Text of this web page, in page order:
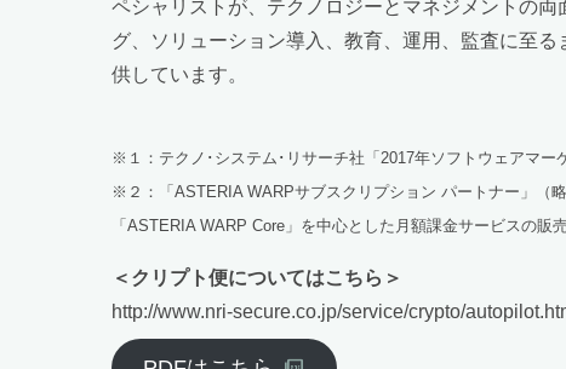
ペシャリストが、テクノロジーとマネジメントの
グ、ソリューション導入、教育、運用、監査に至
供しています。
※１：テクノ･システム･リサーチ社「2017年ソフトウェアマー
※２：「ASTERIA WARPサブスクリプション パートナー」（
「ASTERIA WARP Core」を中心とした月額課金サービスの販
＜クリプト便についてはこちら＞
http://www.nri-secure.co.jp/service/crypto/